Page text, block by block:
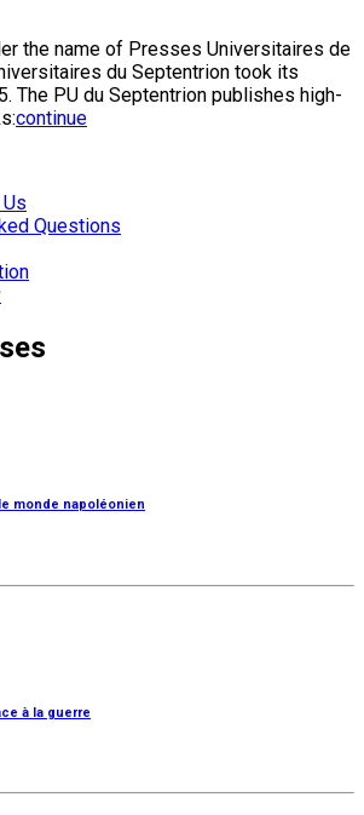
the name of Presses Universitaires de
du Septentrion took its
The PU du Septentrion publishes high-
continue
Questions
monde napoléonien
à la guerre